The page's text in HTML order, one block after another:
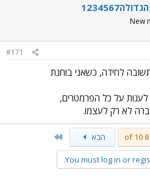
New
#171
תשובה לחידה, כשאני בוחנת
לענות על כל הפרמטרים,
לא רק לעצמו.
8 of 10 הבא
You must log in or